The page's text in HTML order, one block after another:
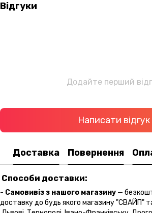
Відгуки
Додайте перший
Написати відгук
Доставка Повернення
Способи доставки:
- Самовивіз з нашого магазину —
доставку до будь якого магазину "СВАЙП"